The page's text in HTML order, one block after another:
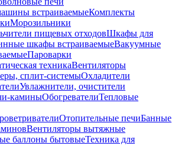
встраиваемыеКомплекты
Морозильники
пищевых отходовШкафы для
шкафы встраиваемыеВакуумные
Пароварки
техникаВентиляторы
сплит-системыОхладители
Увлажнители, очистители
каминыОбогревателиТепловые
Отопительные печиБанные
Вентиляторы вытяжные
баллоны бытовыеТехника для